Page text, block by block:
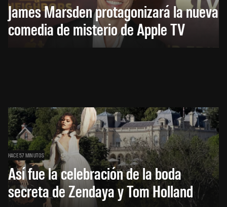
James Marsden protagonizará la nueva
comedia de misterio de Apple TV
HACE 57 MINUTOS
Así fue la celebración de la boda
secreta de Zendaya y Tom Holland